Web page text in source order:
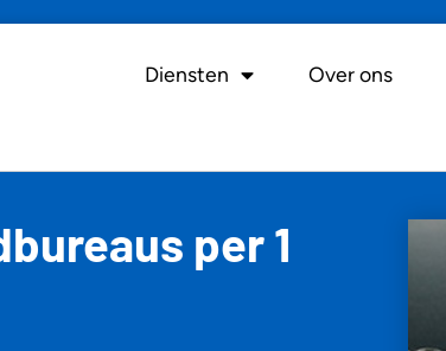
Diensten Over ons
per 1